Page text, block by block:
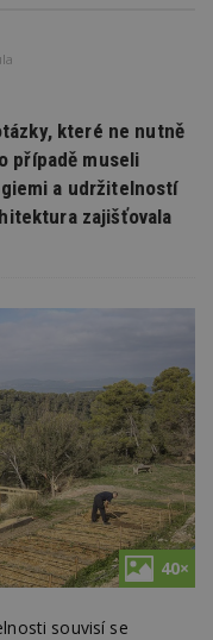
které ne nutně
případě museli
a udržitelností
zajišťovala
40×
souvisí se